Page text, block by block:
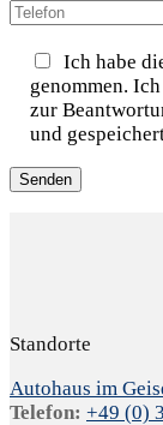
Ich habe
genommen.
zur
und
Standorte
Autohaus im
Telefon: +49 (0)